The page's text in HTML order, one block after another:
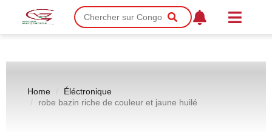
Home
Éléctronique
robe bazin riche de couleur et jaune huilé